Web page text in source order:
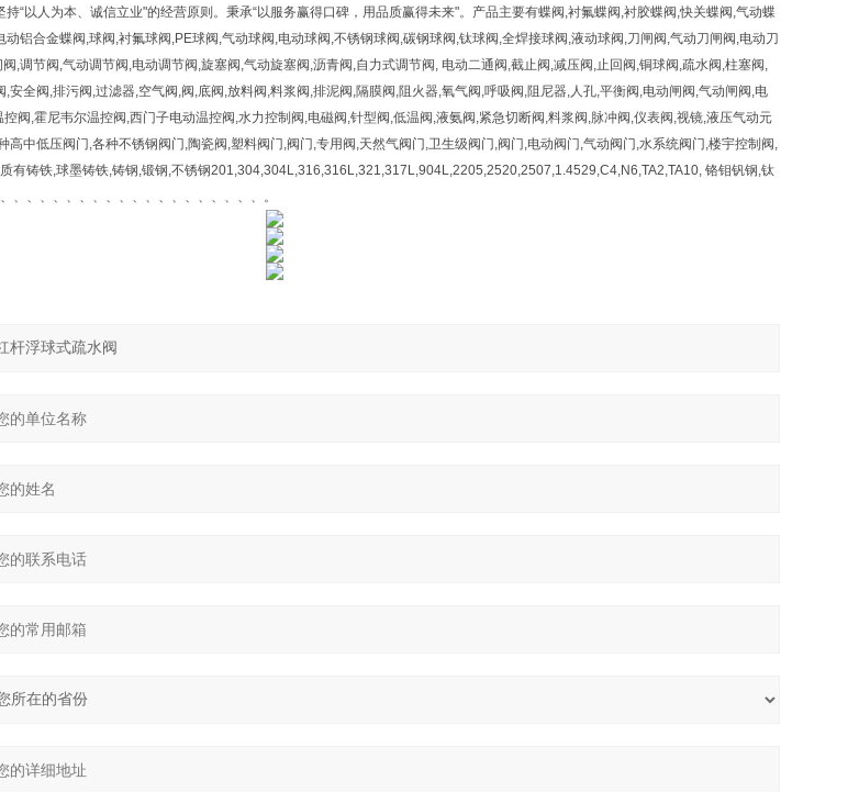
“以人为本、诚信立业"的经营原则。秉承“以服务赢得口碑，用品质赢得未来"。产品主要有蝶阀,衬氟蝶阀,衬胶蝶阀,快关蝶阀,气动蝶
铝合金蝶阀,球阀,衬氟球阀,PE球阀,气动球阀,电动球阀,不锈钢球阀,碳钢球阀,钛球阀,全焊接球阀,液动球阀,刀闸阀,气动刀闸阀,电动刀
,调节阀,气动调节阀,电动调节阀,旋塞阀,气动旋塞阀,沥青阀,自力式调节阀, 电动二通阀,截止阀,减压阀,止回阀,铜球阀,疏水阀,柱塞阀,
安全阀,排污阀,过滤器,空气阀,阀,底阀,放料阀,料浆阀,排泥阀,隔膜阀,阻火器,氧气阀,呼吸阀,阻尼器,人孔,平衡阀,电动闸阀,气动闸阀,电
阀,霍尼韦尔温控阀,西门子电动温控阀,水力控制阀,电磁阀,针型阀,低温阀,液氨阀,紧急切断阀,料浆阀,脉冲阀,仪表阀,视镜,液压气动元
高中低压阀门,各种不锈钢阀门,陶瓷阀,塑料阀门,阀门,专用阀,天然气阀门,卫生级阀门,阀门,电动阀门,气动阀门,水系统阀门,楼宇控制阀,
有铸铁,球墨铸铁,铸钢,锻钢,不锈钢201,304,304L,316,316L,321,317L,904L,2205,2520,2507,1.4529,C4,N6,TA2,TA10, 铬钼钒钢,钛
、、、、、、、、、、、、、、、、、、、。